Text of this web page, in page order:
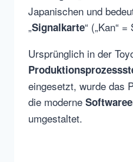
Japanischen und
„Signalkarte“ („Kan“
Ursprünglich in der
eingesetzt, wurde das
die moderne
umgestaltet.